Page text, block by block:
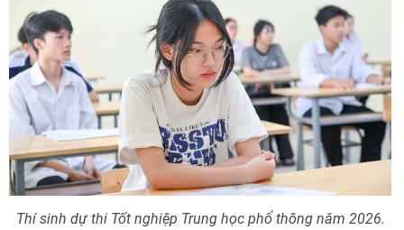
Thí sinh dự thi Tốt nghiệp Trung học phổ thông năm 2026.